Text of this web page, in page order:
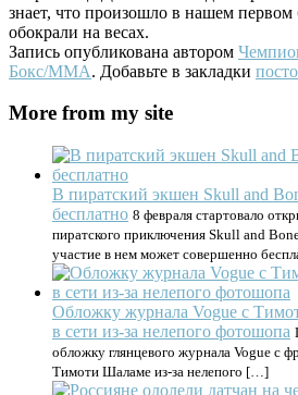
знает, что произошло в нашем первом
обокрали на весах.
Запись опубликована автором
Бокс/MMA. Добавьте в закладки
More from my site
В пиратский экшен Skull and
бесплатно 8 февраля стартовало
пиратского приключения Skull and
участие в нем может совершенно
Обложку журнала Vogue с
в сети из-за нелепого фотошопа
обложку глянцевого журнала Vogue с
Тимоти Шаламе из-за нелепого […]